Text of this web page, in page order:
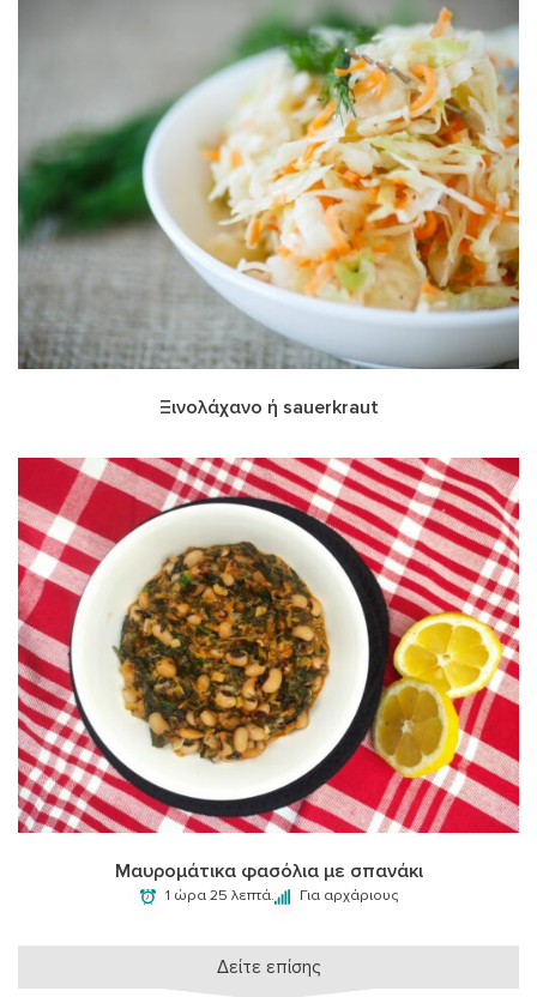
Ξινολάχανο ή sauerkraut
Μαυρομάτικα φασόλια με σπανάκι
1 ώρα 25 λεπτά. Για αρχάριους
Δείτε επίσης